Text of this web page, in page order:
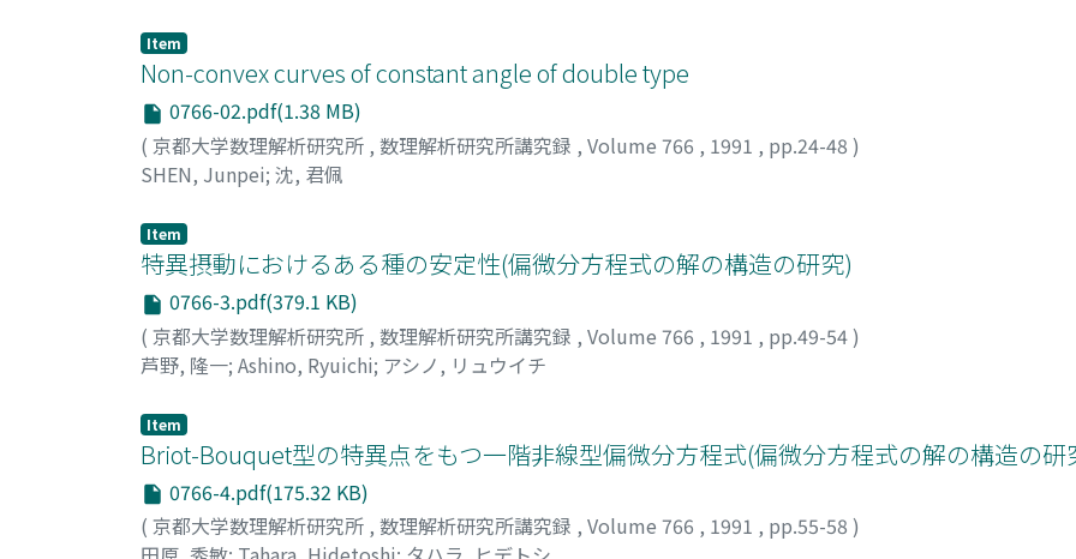
Item
Non-convex curves of constant angle of double type
0766-02.pdf(1.38 MB)
( 京都大学数理解析研究所 , 数理解析研究所講究録 , Volume 766 , 1991 , pp.24-48 )
SHEN, Junpei; 沈, 君佩
Item
特異摂動におけるある種の安定性(偏微分方程式の解の構造の研究)
0766-3.pdf(379.1 KB)
( 京都大学数理解析研究所 , 数理解析研究所講究録 , Volume 766 , 1991 , pp.49-54)
芦野, 隆一; Ashino, Ryuichi; アシノ, リュウイチ
Item
Briot-Bouquet型の特異点をもつ一階非線型偏微分方程式(偏微分方程式の解の構造の研
0766-4.pdf(175.32 KB)
( 京都大学数理解析研究所 , 数理解析研究所講究録 , Volume 766 , 1991 , pp.55-58 )